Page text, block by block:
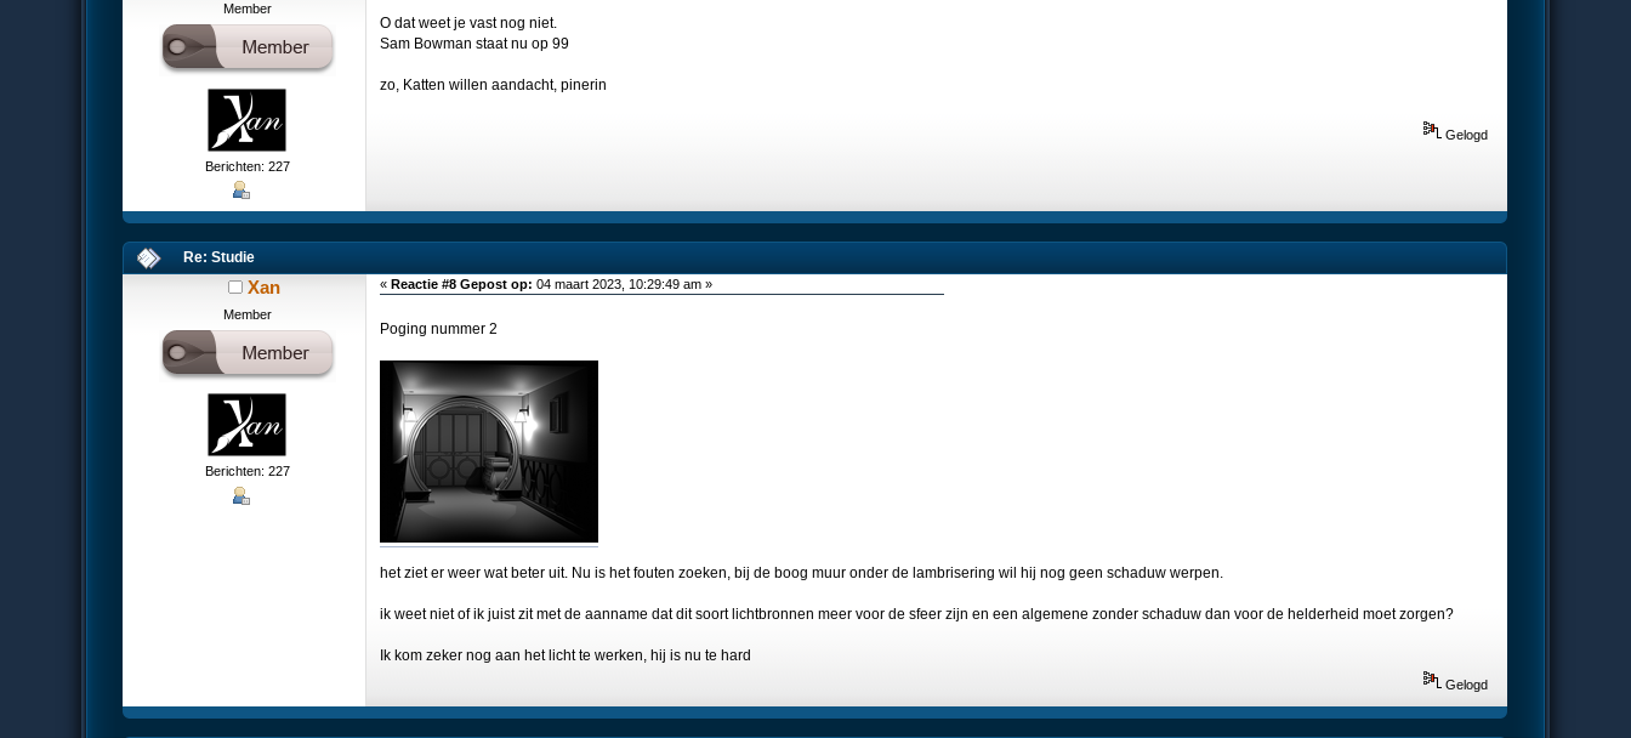
Member
Berichten: 227
O dat weet je vast nog niet.
Sam Bowman staat nu op 99
zo, Katten willen aandacht, pinerin
Gelogd
Re: Studie
Xan
Member
Berichten: 227
«Reactie #8 Gepost op: 04 maart 2023, 10:29:49 am »
Poging nummer 2
het ziet er weer wat beter uit. Nu is het fouten zoeken, bij de boog muur onder de lambrisering wil hij nog geen schaduw werpen.
ik weet niet of ik juist zit met de aanname dat dit soort lichtbronnen meer voor de sfeer zijn en een algemene zonder schaduw dan voor de helderheid moet zorgen?
Ik kom zeker nog aan het licht te werken, hij is nu te hard
Gelogd